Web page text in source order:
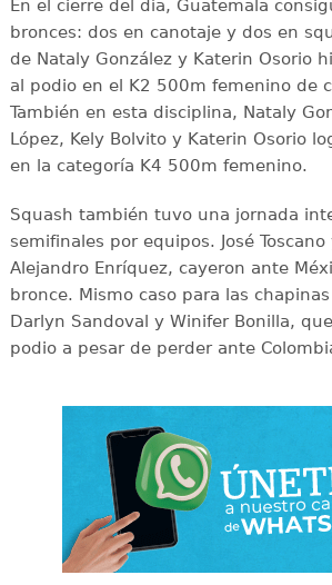
En el cierre del día, Guatemala
bronces: dos en canotaje y dos en
de Nataly González y Katerin Osorio
al podio en el K2 500m femenino de
También en esta disciplina, Nataly
López, Kely Bolvito y Katerin Osorio
en la categoría K4 500m femenino.
Squash también tuvo una jornada
semifinales por equipos. José Toscano
Alejandro Enríquez, cayeron ante
bronce. Mismo caso para las
Darlyn Sandoval y Winifer Bonilla,
podio a pesar de perder ante